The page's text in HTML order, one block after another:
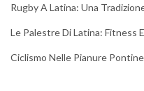
Rugby A Latina: Una
Le Palestre Di Latina: Fitness
Ciclismo Nelle Pianure